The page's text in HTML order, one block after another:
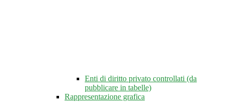
Enti di diritto privato controllati (da
pubblicare in tabelle)
Rappresentazione grafica